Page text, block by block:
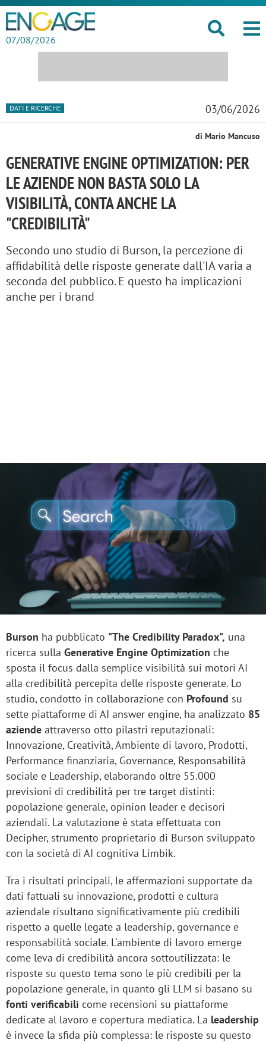
07/08/2026
DATI E RICERCHE 03/06/2026
di Mario Mancuso
GENERATIVE ENGINE OPTIMIZATION: PER
LE AZIENDE NON BASTA SOLO LA
VISIBILITÀ, CONTA ANCHE LA
"CREDIBILITÀ"
Secondo uno studio di Burson, la percezione di
affidabilità delle risposte generate dall'IA varia a
seconda del pubblico. E questo ha implicazioni
anche per i brand
Burson ha pubblicato "The Credibility Paradox", una
ricerca sulla Generative Engine Optimization che
sposta il focus dalla semplice visibilità sui motori AI
alla credibilità percepita delle risposte generate. Lo
studio, condotto in collaborazione con Profound su
sette piattaforme di AI answer engine, ha analizzato 85
aziende attraverso otto pilastri reputazionali:
Innovazione, Creatività, Ambiente di lavoro, Prodotti,
Performance finanziaria, Governance, Responsabilità
sociale e Leadership, elaborando oltre 55.000
previsioni di credibilità per tre target distinti:
popolazione generale, opinion leader e decisori
aziendali. La valutazione è stata effettuata con
Decipher, strumento proprietario di Burson sviluppato
con la società di AI cognitiva Limbik.
Tra i risultati principali, le affermazioni supportate da
dati fattuali su innovazione, prodotti e cultura
aziendale risultano significativamente più credibili
rispetto a quelle legate a leadership, governance e
responsabilità sociale. L'ambiente di lavoro emerge
come leva di credibilità ancora sottoutilizzata: le
risposte su questo tema sono le più credibili per la
popolazione generale, in quanto gli LLM si basano su
fonti verificabili come recensioni su piattaforme
dedicate al lavoro e copertura mediatica. La leadership
è invece la sfida più complessa: le risposte su questo